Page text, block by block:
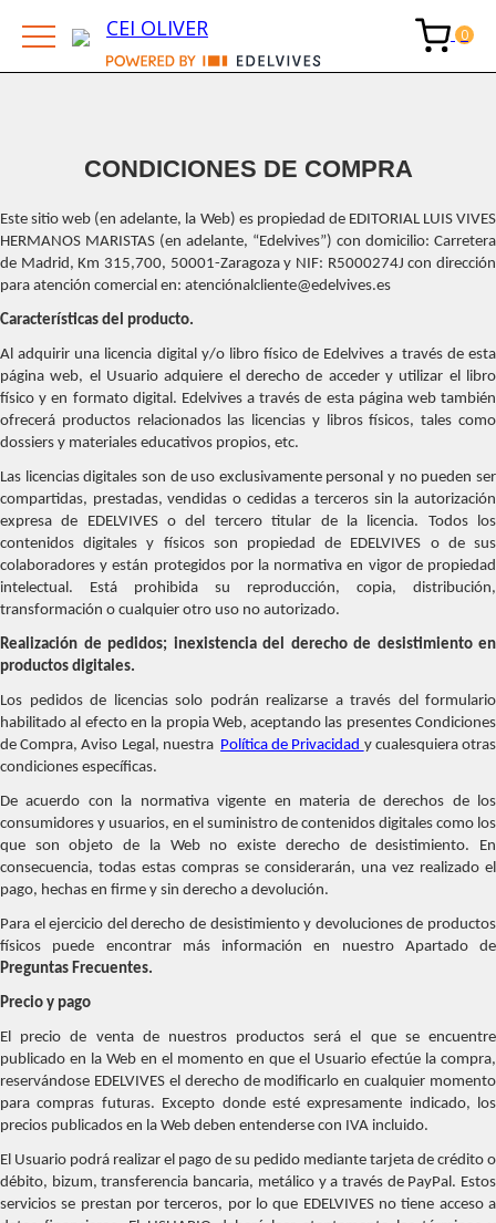
CEI OLIVER
CONDICIONES DE COMPRA
Este sitio web (en adelante, la Web) es propiedad de EDITORIAL LUIS VIVES
HERMANOS MARISTAS (en adelante, “Edelvives”) con domicilio: Carretera
de Madrid, Km 315,700, 50001-Zaragoza y NIF: R5000274J con dirección
para atención comercial en: atenciónalcliente@edelvives.es
Características del producto.
Al adquirir una licencia digital y/o libro físico de Edelvives a través de esta
página web, el Usuario adquiere el derecho de acceder y utilizar el libro
físico y en formato digital. Edelvives a través de esta página web también
ofrecerá productos relacionados las licencias y libros físicos, tales como
dossiers y materiales educativos propios, etc.
Las licencias digitales son de uso exclusivamente personal y no pueden ser
compartidas, prestadas, vendidas o cedidas a terceros sin la autorización
expresa de EDELVIVES o del tercero titular de la licencia. Todos los
contenidos digitales y físicos son propiedad de EDELVIVES o de sus
colaboradores y están protegidos por la normativa en vigor de propiedad
intelectual. Está prohibida su reproducción, copia, distribución,
transformación o cualquier otro uso no autorizado.
Realización de pedidos; inexistencia del derecho de desistimiento en
productos digitales.
Los pedidos de licencias solo podrán realizarse a través del formulario
habilitado al efecto en la propia Web, aceptando las presentes Condiciones
de Compra, Aviso Legal, nuestra Política de Privacidad y cualesquiera otras
condiciones específicas.
De acuerdo con la normativa vigente en materia de derechos de los
consumidores y usuarios, en el suministro de contenidos digitales como los
que son objeto de la Web no existe derecho de desistimiento. En
consecuencia, todas estas compras se considerarán, una vez realizado el
pago, hechas en firme y sin derecho a devolución.
Para el ejercicio del derecho de desistimiento y devoluciones de productos
físicos puede encontrar más información en nuestro Apartado de
Preguntas Frecuentes.
Precio y pago
El precio de venta de nuestros productos será el que se encuentre
publicado en la Web en el momento en que el Usuario efectúe la compra,
reservándose EDELVIVES el derecho de modificarlo en cualquier momento
para compras futuras. Excepto donde esté expresamente indicado, los
precios publicados en la Web deben entenderse con IVA incluido.
El Usuario podrá realizar el pago de su pedido mediante tarjeta de crédito o
débito, bizum, transferencia bancaria, metálico y a través de PayPal. Estos
servicios se prestan por terceros, por lo que EDELVIVES no tiene acceso a